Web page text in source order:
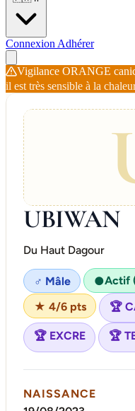
Connexion Adhérer
Vigilance ORANGE
il est très sensible à la
UBIWAN
Du Haut Dagour
♂ Mâle ●Actif
★ 4/6 pts
🏆
🏆 EXCRE 🏆
NAISSANCE